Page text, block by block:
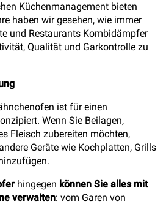
Küchenmanagement bieten
haben wir gesehen, wie immer
und Restaurants Kombidämpfer
Qualität und Garkontrolle zu
ist für einen
Wenn Sie Beilagen,
Fleisch zubereiten möchten,
Geräte wie Kochplatten, Grills
hingegen können Sie alles mit
verwalten: vom Garen von